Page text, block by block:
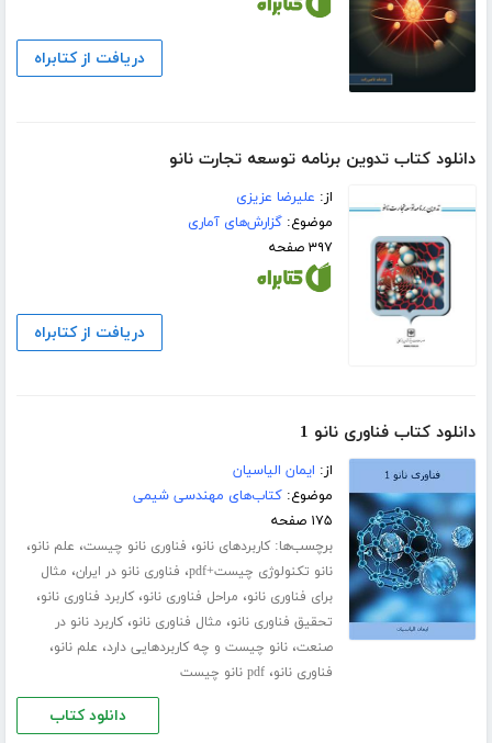
دریافت از کتابراه
دانلود کتاب تدوین برنامه توسعه تجارت نانو
از: علیرضا عزیزی
موضوع:گزارش‌های آماری
۳۹۷ صفحه
دریافت از کتابراه
دانلود کتاب فناوری نانو 1
از: ایمان الیاسیان
موضوع:کتاب‌های مهندسی شیمی
۱۷۵ صفحه
برچسب‌ها:کاربردهای نانو، فناوری نانو چیست، علم نانو،
نانو تکنولوژی چیست+pdf ، فناوری نانو در ایران، مثال
برای فناوری نانو، مراحل فناوری نانو،کاربرد فناوری نانو،
تحقیق فناوری نانو، مثال فناوری نانو،کاربرد نانو در
صنعت،نانو چیست و چه کاربردهایی دارد، علم نانو،
فناوری نانو،pdf نانو چیست
دانلود کتاب